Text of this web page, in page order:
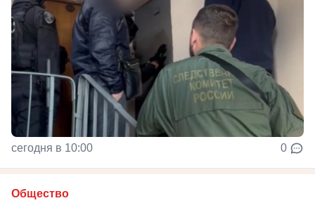
сегодня в 10:00 0
Общество